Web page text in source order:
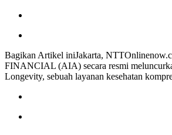
Bagikan Artikel iniJakarta,
FINANCIAL (AIA) secara resmi
Longevity, sebuah layanan kesehatan